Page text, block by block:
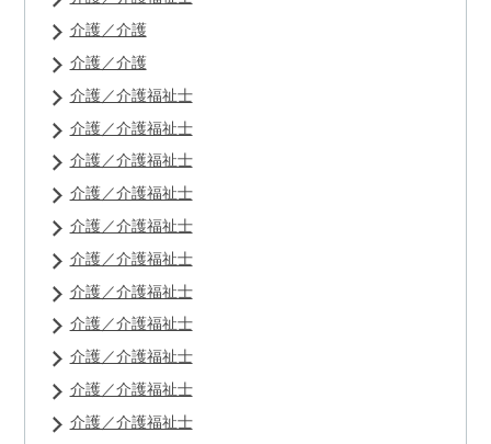
介護／介護
介護／介護
介護／介護福祉士
介護／介護福祉士
介護／介護福祉士
介護／介護福祉士
介護／介護福祉士
介護／介護福祉士
介護／介護福祉士
介護／介護福祉士
介護／介護福祉士
介護／介護福祉士
介護／介護福祉士